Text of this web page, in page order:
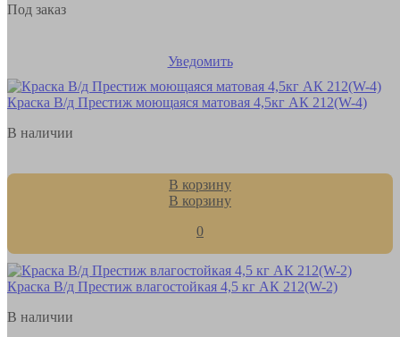
Под заказ
Уведомить
Краска В/д Престиж моющаяся матовая 4,5кг АК 212(W-4)
В наличии
В корзину
В корзину
0
Краска В/д Престиж влагостойкая 4,5 кг АК 212(W-2)
В наличии